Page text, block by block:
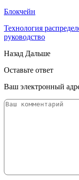
Блокчейн
Технология
руководство
Назад Дальше
Оставьте ответ
Ваш электронный